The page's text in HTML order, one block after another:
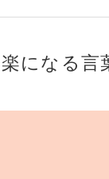
楽になる